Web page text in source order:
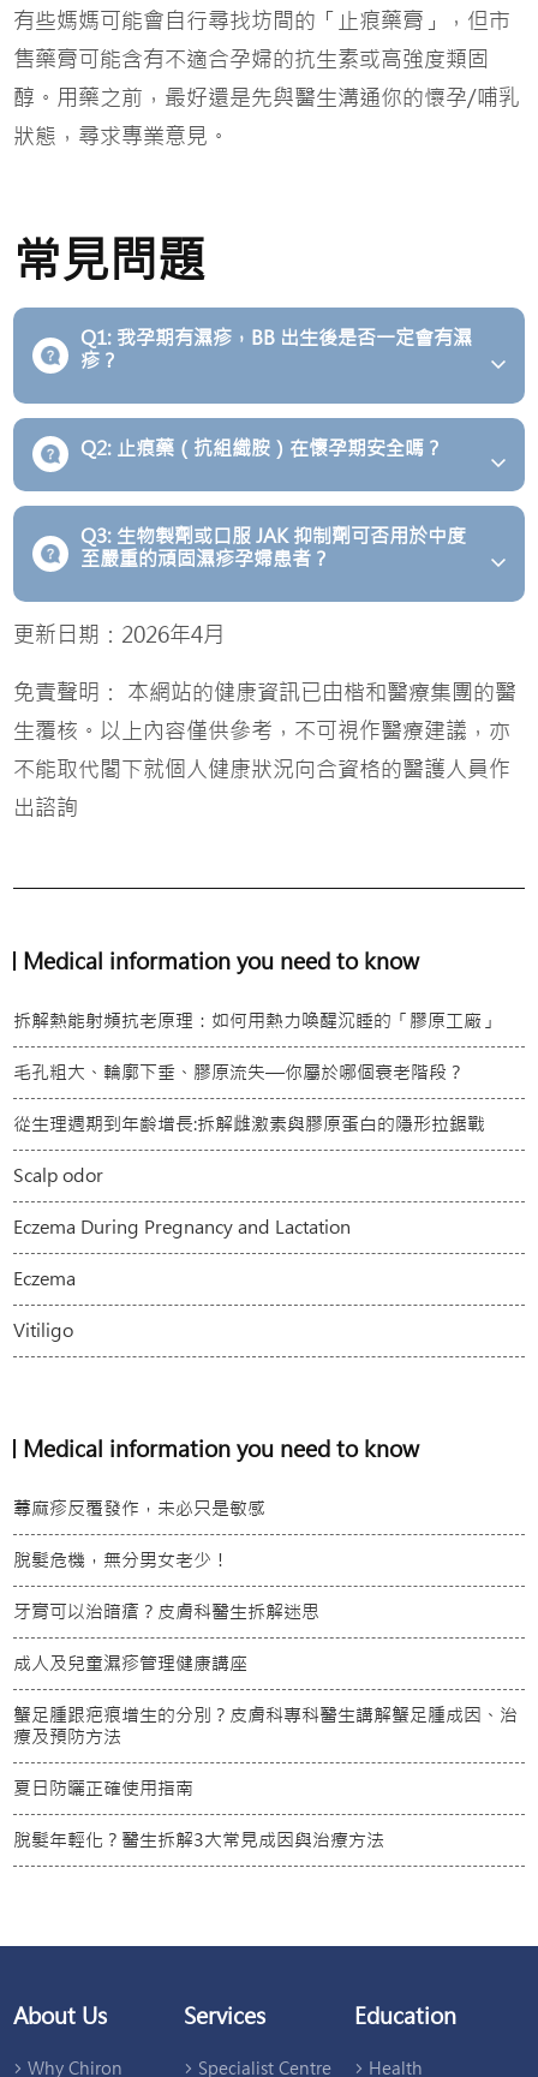
有些媽媽可能會自行尋找坊間的「止痕藥膏」，但市
售藥膏可能含有不適合孕婦的抗生素或高強度類固
醇。用藥之前，最好還是先與醫生溝通你的懷孕/哺乳
狀態，尋求專業意見。
常見問題
Q1: 我孕期有濕疹，BB 出生後是否一定會有濕
疹？
Q2: 止痕藥（抗組織胺）在懷孕期安全嗎？
Q3: 生物製劑或口服 JAK 抑制劑可否用於中度
至嚴重的頑固濕疹孕婦患者？
更新日期：2026年4月
免責聲明： 本網站的健康資訊已由楷和醫療集團的醫
生覆核。以上內容僅供參考，不可視作醫療建議，亦
不能取代閣下就個人健康狀況向合資格的醫護人員作
出諮詢
Medical information you need to know
拆解熱能射頻抗老原理：如何用熱力喚醒沉睡的「膠原工廠」
毛孔粗大、輪廓下垂、膠原流失—你屬於哪個衰老階段？
從生理週期到年齡增長:拆解雌激素與膠原蛋白的隱形拉鋸戰
Scalp odor
Eczema During Pregnancy and Lactation
Eczema
Vitiligo
Medical information you need to know
蕁麻疹反覆發作，未必只是敏感
脫髮危機，無分男女老少！
牙膏可以治暗瘡？皮膚科醫生拆解迷思
成人及兒童濕疹管理健康講座
蟹足腫跟疤痕增生的分別？皮膚科專科醫生講解蟹足腫成因、治
療及預防方法
夏日防曬正確使用指南
脫髮年輕化？醫生拆解3大常見成因與治療方法
About Us
Why Chiron
Services
Specialist Centre
Education
Health